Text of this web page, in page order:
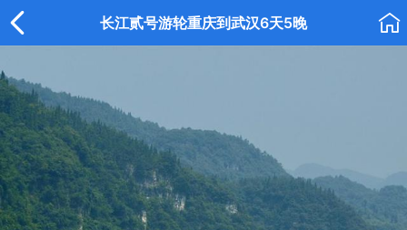
 长江贰号游轮重庆到武汉6天5晚 